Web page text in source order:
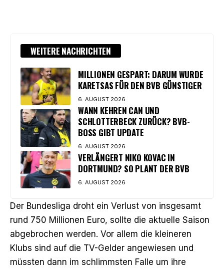
WEITERE NACHRICHTEN
MILLIONEN GESPART: DARUM WURDE
KARETSAS FÜR DEN BVB GÜNSTIGER
6. AUGUST 2026
WANN KEHREN CAN UND
SCHLOTTERBECK ZURÜCK? BVB-
BOSS GIBT UPDATE
6. AUGUST 2026
VERLÄNGERT NIKO KOVAC IN
DORTMUND? SO PLANT DER BVB
6. AUGUST 2026
Der Bundesliga droht ein Verlust von insgesamt
rund 750 Millionen Euro, sollte die aktuelle Saison
abgebrochen werden. Vor allem die kleineren
Klubs sind auf die TV-Gelder angewiesen und
müssten dann im schlimmsten Falle um ihre